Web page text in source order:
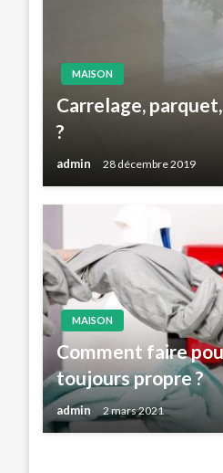
MAISON
Carrelage,
?
admin 28 décembre 2019
MAISON
Comment faire
toujours propre ?
admin 2 mars 2021